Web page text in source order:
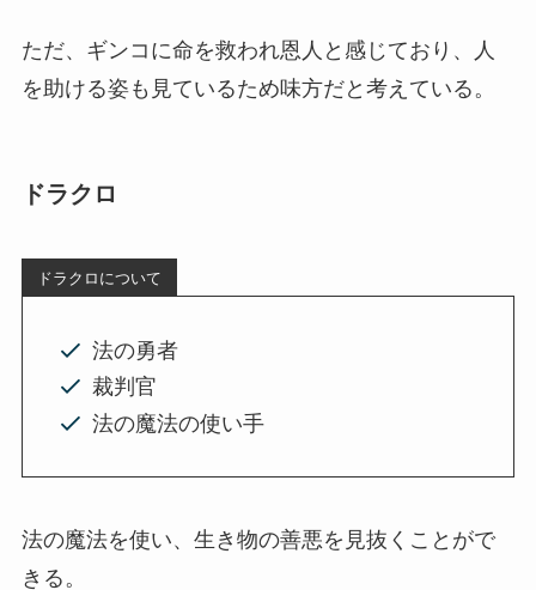
ただ、ギンコに命を救われ恩人と感じており、人
を助ける姿も見ているため味方だと考えている。
ドラクロ
ドラクロについて
法の勇者
裁判官
法の魔法の使い手
法の魔法を使い、生き物の善悪を見抜くことがで
きる。